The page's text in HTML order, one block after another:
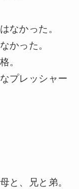
なかった。
かった。
。
プレッシャー
と、兄と弟。